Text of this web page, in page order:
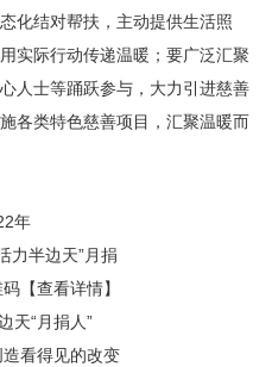
化结对帮扶，主动提供生活照
实际行动传递温暖；要广泛汇聚
人士等踊跃参与，大力引进慈善
各类特色慈善项目，汇聚温暖而
年
力半边天”月捐
【查看详情】
天“月捐人”
看得见的改变